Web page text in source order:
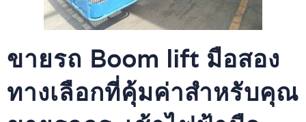
ขายรถ Boom lift มือสอง
ทางเลือกที่คุ้มค่าสำหรับคุณ